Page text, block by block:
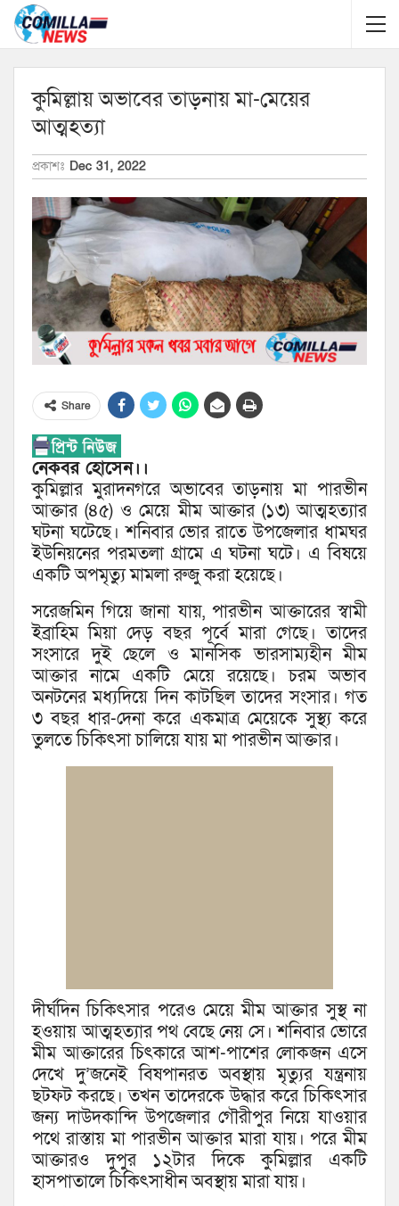
কুমিল্লায় অভাবের তাড়নায় মা-মেয়ের
আত্মহত্যা
প্রকাশঃ Dec 31, 2022
Share
নেকবর হোসেন।।
কুমিল্লার মুরাদনগরে অভাবের তাড়নায় মা পারভীন
আক্তার (৪৫) ও মেয়ে মীম আক্তার (১৩) আত্মহত্যার
ঘটনা ঘটেছে। শনিবার ভোর রাতে উপজেলার ধামঘর
ইউনিয়নের পরমতলা গ্রামে এ ঘটনা ঘটে। এ বিষয়ে
একটি অপমৃত্যু মামলা রুজু করা হয়েছে।
সরেজমিন গিয়ে জানা যায়, পারভীন আক্তারের স্বামী
ইব্রাহিম মিয়া দেড় বছর পূর্বে মারা গেছে। তাদের
সংসারে দুই ছেলে ও মানসিক ভারসাম্যহীন মীম
আক্তার নামে একটি মেয়ে রয়েছে। চরম অভাব
অনটনের মধ্যদিয়ে দিন কাটছিল তাদের সংসার। গত
৩ বছর ধার-দেনা করে একমাত্র মেয়েকে সুস্থ্য করে
তুলতে চিকিৎসা চালিয়ে যায় মা পারভীন আক্তার।
দীর্ঘদিন চিকিৎসার পরেও মেয়ে মীম আক্তার সুস্থ না
হওয়ায় আত্মহত্যার পথ বেছে নেয় সে। শনিবার ভোরে
মীম আক্তারের চিৎকারে আশ-পাশের লোকজন এসে
দেখে দু’জনেই বিষপানরত অবস্থায় মৃত্যুর যন্ত্রনায়
ছটফট করছে। তখন তাদেরকে উদ্ধার করে চিকিৎসার
জন্য দাউদকান্দি উপজেলার গৌরীপুর নিয়ে যাওয়ার
পথে রাস্তায় মা পারভীন আক্তার মারা যায়। পরে মীম
আক্তারও দুপুর ১২টার দিকে কুমিল্লার একটি
হাসপাতালে চিকিৎসাধীন অবস্থায় মারা যায়।